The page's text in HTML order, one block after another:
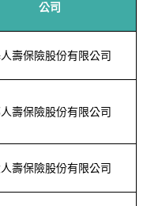
公司
壽保險股份有限公司
壽保險股份有限公司
壽保險股份有限公司